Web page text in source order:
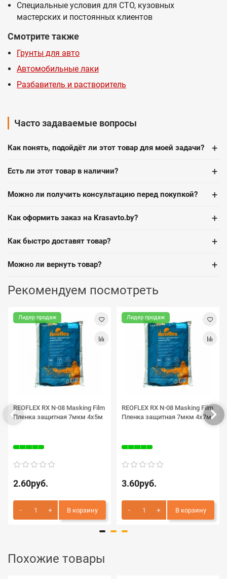
Специальные условия для СТО, кузовных
мастерских и постоянных клиентов
Смотрите также
Грунты для авто
Автомобильные лаки
Разбавитель и растворитель
Часто задаваемые вопросы
Как понять, подойдёт ли этот товар для моей задачи? +
Есть ли этот товар в наличии? +
Можно ли получить консультацию перед покупкой? +
Как оформить заказ на Krasavto.by? +
Как быстро доставят товар? +
Можно ли вернуть товар? +
Рекомендуем посмотреть
Лидер продаж
REOFLEX RX N-08 Masking Film
Пленка защитная 7мкм 4х5м
2.60руб.
В корзину
Лидер продаж
REOFLEX RX N-08 Masking Film
Пленка защитная 7мкм 4х7м
3.60руб.
В корзину
Похожие товары